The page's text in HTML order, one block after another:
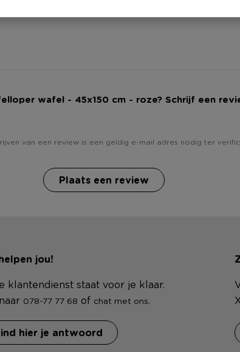
wafel - 45x150 cm - roze? Schrijf een
van een review is een geldig e-mail adres nodig ter
Plaats een review
jou!
klantendienst staat voor je klaar.
078-77 77 68 of chat met ons.
hier je antwoord